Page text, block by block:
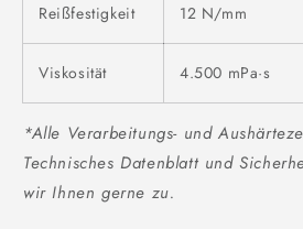
Reißfestigkeit 12 N/mm
Viskosität 4.500 mPa·s
*Alle Verarbeitungs- und
Technisches Datenblatt und
wir Ihnen gerne zu.